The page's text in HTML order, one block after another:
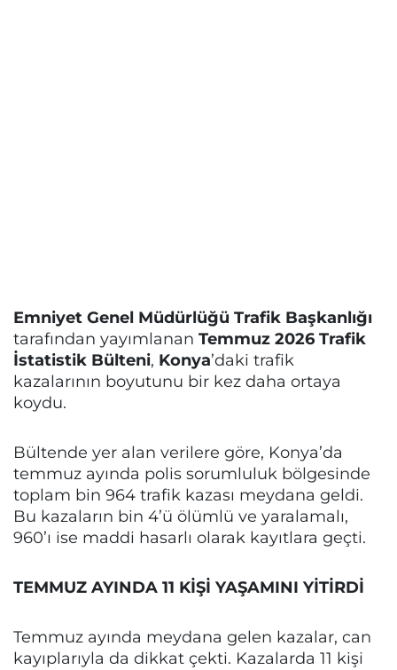
Emniyet Genel Müdürlüğü Trafik Başkanlığı
tarafından yayımlanan Temmuz 2026 Trafik
İstatistik Bülteni, Konya’daki trafik
kazalarının boyutunu bir kez daha ortaya
koydu.
Bültende yer alan verilere göre, Konya’da
temmuz ayında polis sorumluluk bölgesinde
toplam bin 964 trafik kazası meydana geldi.
Bu kazaların bin 4’ü ölümlü ve yaralamalı,
960’ı ise maddi hasarlı olarak kayıtlara geçti.
TEMMUZ AYINDA 11 KİŞİ YAŞAMINI YİTİRDİ
Temmuz ayında meydana gelen kazalar, can
kayıplarıyla da dikkat çekti. Kazalarda 11 kişi